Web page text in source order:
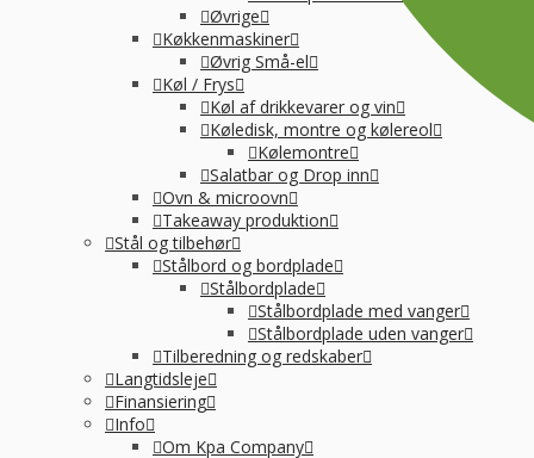
Øvrige
Køkkenmaskiner
Øvrig Små-el
Køl / Frys
Køl af drikkevarer og vin
Køledisk, montre og kølereol
Kølemontre
Salatbar og Drop inn
Ovn & microovn
Takeaway produktion
Stål og tilbehør
Stålbord og bordplade
Stålbordplade
Stålbordplade med vanger
Stålbordplade uden vanger
Tilberedning og redskaber
Langtidsleje
Finansiering
Info
Om Kpa Company